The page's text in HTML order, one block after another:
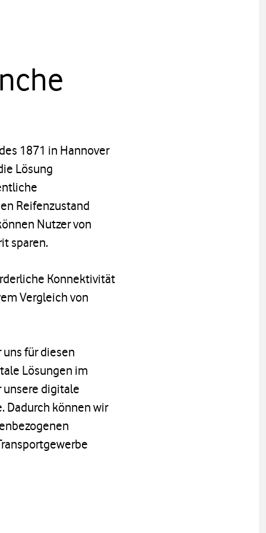
1871 in Hannover
Lösung
Reifenzustand
Nutzer von
sparen.
Konnektivität
Vergleich von
für diesen
Lösungen im
unsere digitale
Dadurch können wir